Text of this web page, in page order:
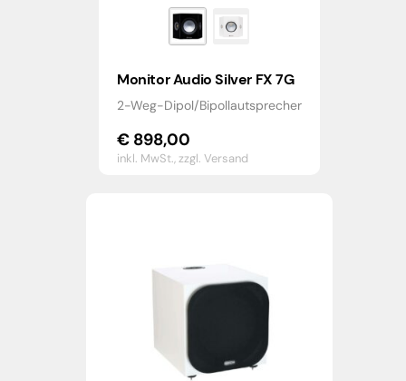
Monitor Audio Silver FX 7G
2-Weg-Dipol/Bipollautsprecher
€ 898,00
inkl. MwSt.,zzgl. Versand